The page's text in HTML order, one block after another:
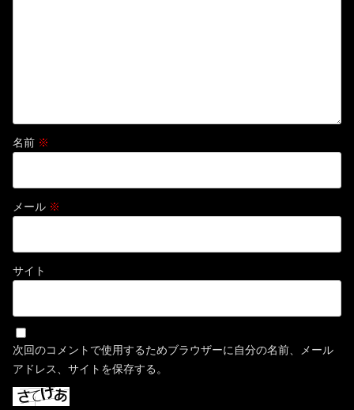
名前 ※
メール ※
サイト
次回のコメントで使用するためブラウザーに自分の名前、メール
アドレス、サイトを保存する。